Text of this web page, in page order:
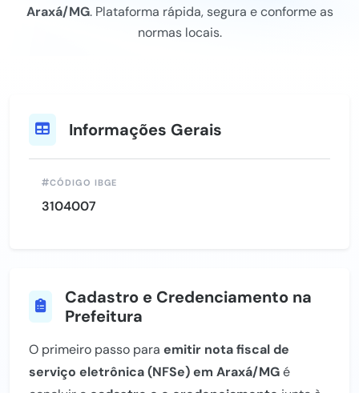
Araxá/MG. Plataforma rápida, segura e conforme as
normas locais.
Informações Gerais
CÓDIGO IBGE
3104007
Cadastro e Credenciamento na
Prefeitura
O primeiro passo para emitir nota fiscal de
serviço eletrônica (NFSe) em Araxá/MGé